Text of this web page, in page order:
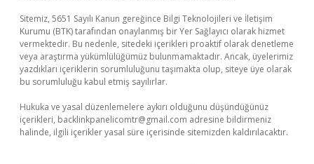
Sitemiz, 5651 Sayılı Kanun gereğince Bilgi Teknolojileri ve İletişim
Kurumu (BTK) tarafından onaylanmış bir Yer Sağlayıcı olarak hizmet
vermektedir. Bu nedenle, sitedeki içerikleri proaktif olarak denetleme
veya araştırma yükümlülüğümüz bulunmamaktadır. Ancak, üyelerimiz
yazdıkları içeriklerin sorumluluğunu taşımakta olup, siteye üye olarak
bu sorumluluğu kabul etmiş sayılırlar.
Hukuka ve yasal düzenlemelere aykırı olduğunu düşündüğünüz
içerikleri, backlinkpanelicomtr@gmail.com adresine bildirmeniz
halinde, ilgili içerikler yasal süre içerisinde sitemizden kaldırılacaktır.